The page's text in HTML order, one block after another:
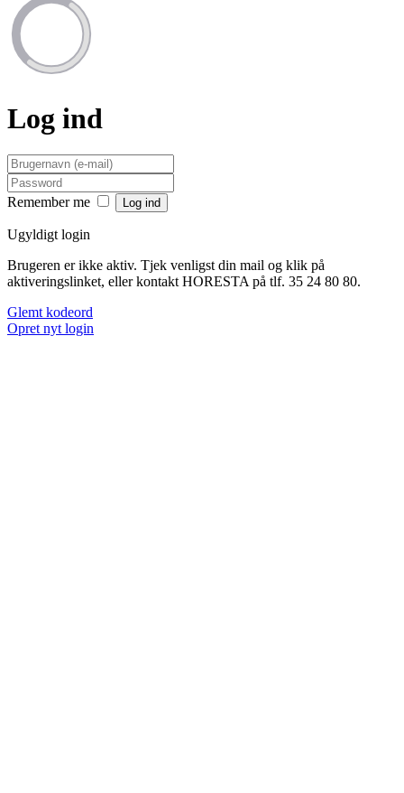
Log ind
Remember me
Ugyldigt login
Brugeren er ikke aktiv. Tjek venligst din mail og klik på
aktiveringslinket, eller kontakt HORESTA på tlf. 35 24 80 80.
Glemt kodeord
Opret nyt login